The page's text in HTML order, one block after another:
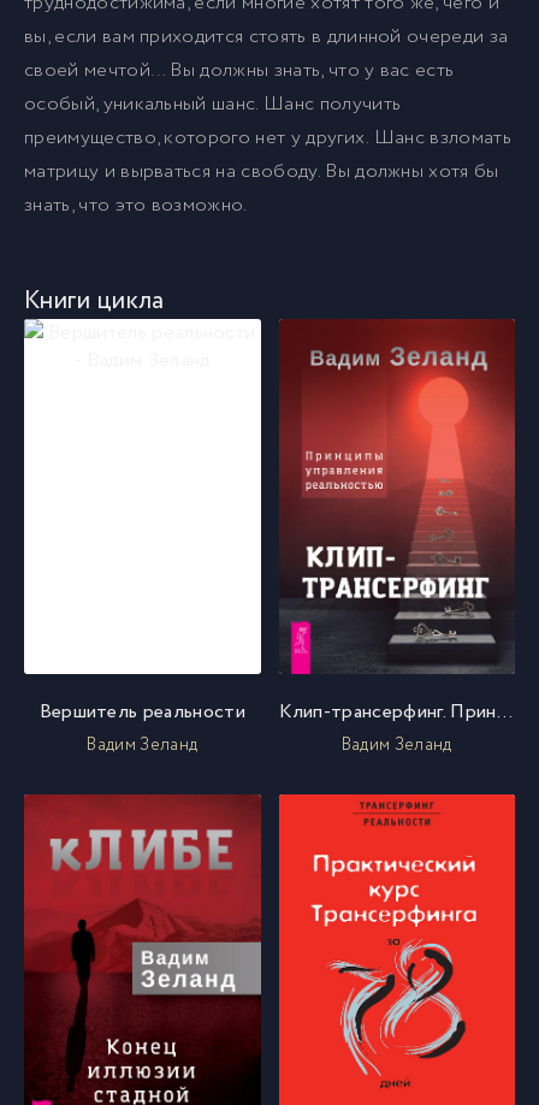
вы, если вам приходится стоять в длинной очереди за
своей мечтой… Вы должны знать, что у вас есть
особый, уникальный шанс. Шанс получить
преимущество, которого нет у других. Шанс взломать
матрицу и вырваться на свободу. Вы должны хотя бы
знать, что это возможно.
Книги цикла
Вершитель реальности
Вадим Зеланд
Клип-трансерфинг. Принципы управления реальностью
Вадим Зеланд